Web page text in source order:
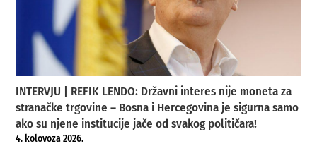
INTERVJU | REFIK LENDO: Državni interes nije moneta za
stranačke trgovine – Bosna i Hercegovina je sigurna samo
ako su njene institucije jače od svakog političara!
4. kolovoza 2026.